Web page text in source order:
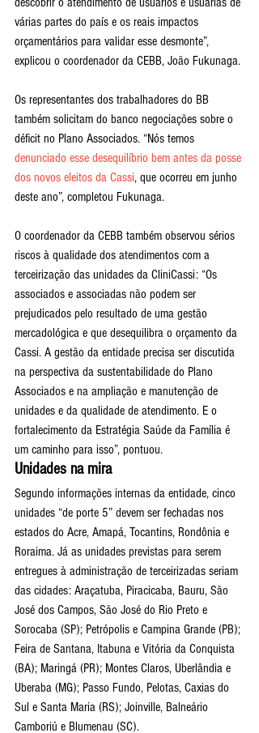
várias partes do país e os reais impactos
orçamentários para validar esse desmonte”,
explicou o coordenador da CEBB, João Fukunaga.
Os representantes dos trabalhadores do BB
também solicitam do banco negociações sobre o
déficit no Plano Associados. “Nós temos
denunciado esse desequilíbrio bem antes da posse
dos novos eleitos da Cassi, que ocorreu em junho
deste ano”, completou Fukunaga.
O coordenador da CEBB também observou sérios
riscos à qualidade dos atendimentos com a
terceirização das unidades da CliniCassi: “Os
associados e associadas não podem ser
prejudicados pelo resultado de uma gestão
mercadológica e que desequilibra o orçamento da
Cassi. A gestão da entidade precisa ser discutida
na perspectiva da sustentabilidade do Plano
Associados e na ampliação e manutenção de
unidades e da qualidade de atendimento. E o
fortalecimento da Estratégia Saúde da Família é
um caminho para isso”, pontuou.
Unidades na mira
Segundo informações internas da entidade, cinco
unidades “de porte 5” devem ser fechadas nos
estados do Acre, Amapá, Tocantins, Rondônia e
Roraima. Já as unidades previstas para serem
entregues à administração de terceirizadas seriam
das cidades: Araçatuba, Piracicaba, Bauru, São
José dos Campos, São José do Rio Preto e
Sorocaba (SP); Petrópolis e Campina Grande (PB);
Feira de Santana, Itabuna e Vitória da Conquista
(BA); Maringá (PR); Montes Claros, Uberlândia e
Uberaba (MG); Passo Fundo, Pelotas, Caxias do
Sul e Santa Maria (RS); Joinville, Balneário
Camboriú e Blumenau (SC).